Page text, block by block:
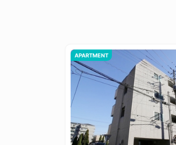
APARTMENT